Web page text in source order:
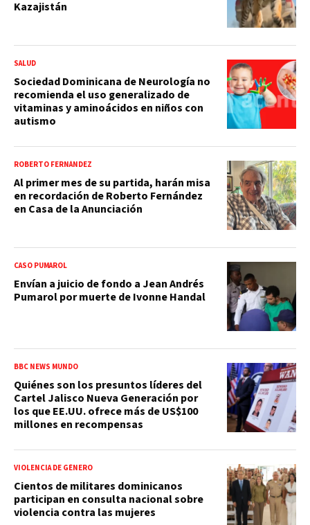
Kazajistán
SALUD
Sociedad Dominicana de Neurología no
recomienda el uso generalizado de
vitaminas y aminoácidos en niños con
autismo
ROBERTO FERNÁNDEZ
Al primer mes de su partida, harán misa
en recordación de Roberto Fernández
en Casa de la Anunciación
CASO PUMAROL
Envían a juicio de fondo a Jean Andrés
Pumarol por muerte de Ivonne Handal
BBC NEWS MUNDO
Quiénes son los presuntos líderes del
Cartel Jalisco Nueva Generación por
los que EE.UU. ofrece más de US$100
millones en recompensas
VIOLENCIA DE GÉNERO
Cientos de militares dominicanos
participan en consulta nacional sobre
violencia contra las mujeres